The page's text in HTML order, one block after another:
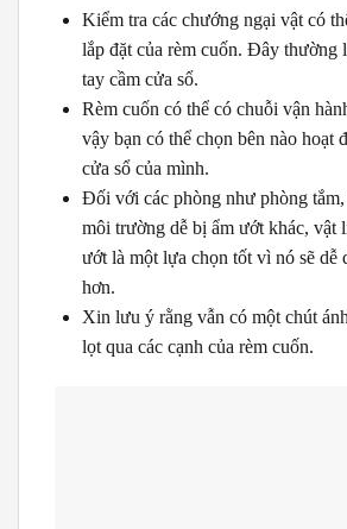
Kiểm tra các chướng ngại vật có
lắp đặt của rèm cuốn. Đây thường
tay cầm cửa sổ.
Rèm cuốn có thể có chuỗi vận
vậy bạn có thể chọn bên nào hoạt
cửa sổ của mình.
Đối với các phòng như phòng tắm,
môi trường dễ bị ẩm ướt khác, vật
ướt là một lựa chọn tốt vì nó sẽ dễ
hơn.
Xin lưu ý rằng vẫn có một chút
lọt qua các cạnh của rèm cuốn.